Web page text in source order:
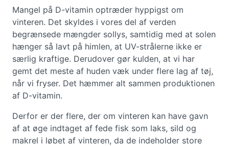
Mangel på D-vitamin optræder hyppigst om
vinteren. Det skyldes i vores del af verden
begrænsede mængder sollys, samtidig med at solen
hænger så lavt på himlen, at UV-strålerne ikke er
særlig kraftige. Derudover gør kulden, at vi har
gemt det meste af huden væk under flere lag af tøj,
når vi fryser. Det hæmmer alt sammen produktionen
af D-vitamin.
Derfor er der flere, der om vinteren kan have gavn
af at øge indtaget af fede fisk som laks, sild og
makrel i løbet af vinteren, da de indeholder store